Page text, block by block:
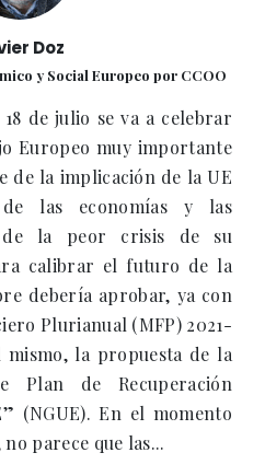
Doz
y Social Europeo por CCOO
de julio se va a celebrar
Europeo muy importante
de la implicación de la UE
las economías y las
de la peor crisis de su
calibrar el futuro de la
debería aprobar, ya con
Plurianual (MFP) 2021-
mismo, la propuesta de la
Plan de Recuperación
(NGUE). En el momento
parece que las...